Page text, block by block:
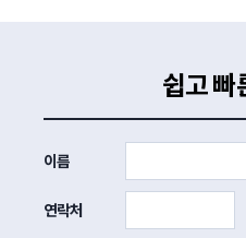
쉽고 빠
이름
연락처